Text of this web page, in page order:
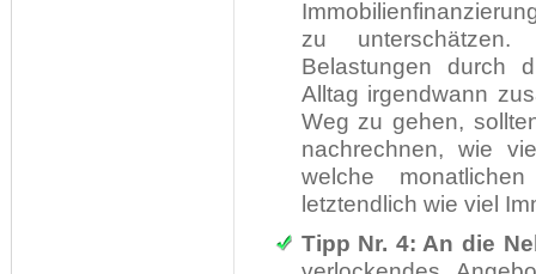
zu
Belastungen durch
Alltag irgendwann
Weg zu gehen,
nachrechnen, wie
welche
letztendlich wie viel
Tipp Nr. 4: An die